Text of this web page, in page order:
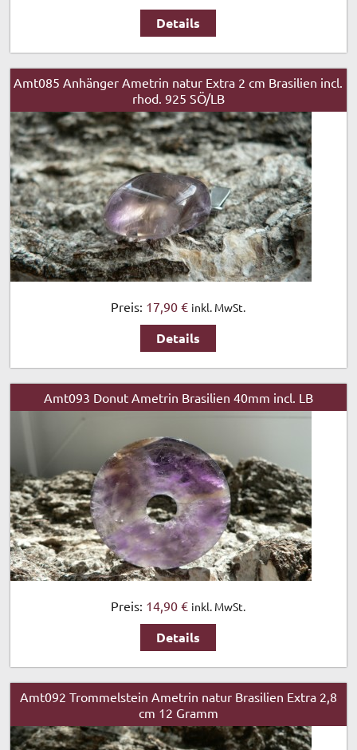
Details
Amt085 Anhänger Ametrin natur Extra 2 cm Brasilien incl.
rhod. 925 SÖ/LB
Preis: 17,90 € inkl. MwSt.
Details
Amt093 Donut Ametrin Brasilien 40mm incl. LB
Preis: 14,90 € inkl. MwSt.
Details
Amt092 Trommelstein Ametrin natur Brasilien Extra 2,8
cm 12 Gramm